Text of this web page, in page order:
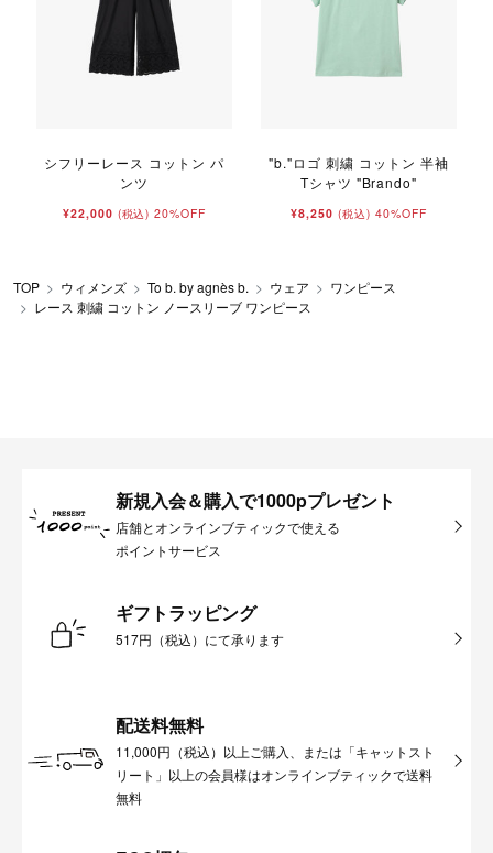
シフリーレース コットン パ
ンツ
¥22,000 (税込) 20%OFF
"b."ロゴ 刺繍 コットン 半袖
Tシャツ "Brando"
¥8,250 (税込) 40%OFF
TOP ウィメンズ To b. by agnès b. ウェア
ワンピース
レース 刺繍 コットン ノースリーブ ワンピース
新規入会＆購入で1000pプレゼント
店舗とオンラインブティックで使える
ポイントサービス
ギフトラッピング
517円（税込）にて承ります
配送料無料
11,000円（税込）以上ご購入、または「キャットスト
リート」以上の会員様はオンラインブティックで送料
無料